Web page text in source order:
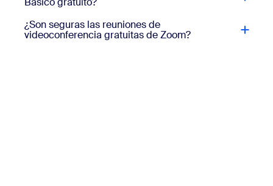
¿Son seguras las reuniones de
videoconferencia gratuitas de Zoom?